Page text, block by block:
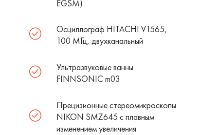
EGSM)
Осциллограф HITACHI V1565,
100 МГц, двухканальный
Ультразвуковые ванны
FINNSONIC m03
Прецизионные стереомикроскопы
NIKON SMZ645 c плавным
изменением увеличения